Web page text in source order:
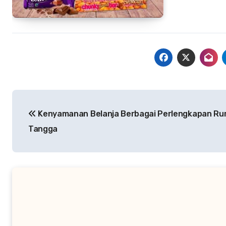
pos Kenyamanan Belanja Berbagai Perlengkapan
Tangga